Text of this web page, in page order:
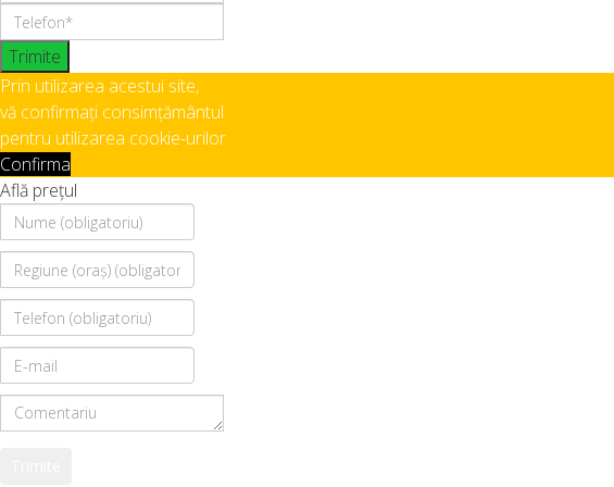
Trimite
Prin utilizarea acestui site,
vă confirmați consimțământul
pentru utilizarea cookie-urilor
Confirma
Află prețul